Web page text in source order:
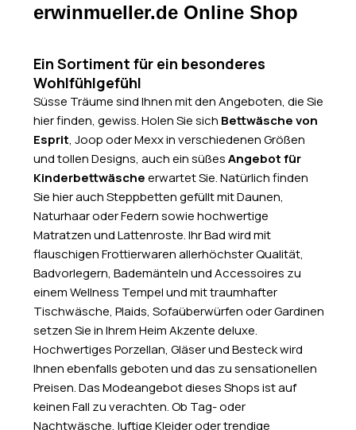
erwinmueller.de Online Shop
Ein Sortiment für ein besonderes
Wohlfühlgefühl
Süsse Träume sind Ihnen mit den Angeboten, die Sie
hier finden, gewiss. Holen Sie sich Bettwäsche von
Esprit, Joop oder Mexx in verschiedenen Größen
und tollen Designs, auch ein süßesAngebot für
Kinderbettwäscheerwartet Sie. Natürlich finden
Sie hier auch Steppbetten gefüllt mit Daunen,
Naturhaar oder Federn sowie hochwertige
Matratzen und Lattenroste. Ihr Bad wird mit
flauschigen Frottierwaren allerhöchster Qualität,
Badvorlegern, Bademänteln und Accessoires zu
einem Wellness Tempel und mit traumhafter
Tischwäsche, Plaids, Sofaüberwürfen oder Gardinen
setzen Sie in Ihrem Heim Akzente deluxe.
Hochwertiges Porzellan, Gläser und Besteck wird
Ihnen ebenfalls geboten und das zu sensationellen
Preisen. Das Modeangebot dieses Shops ist auf
keinen Fall zu verachten. Ob Tag- oder
Nachtwäsche, luftige Kleider oder trendige